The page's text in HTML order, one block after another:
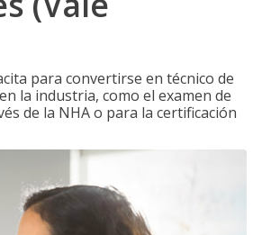
para convertirse en técnico de
la industria, como el examen de
de la NHA o para la certificación